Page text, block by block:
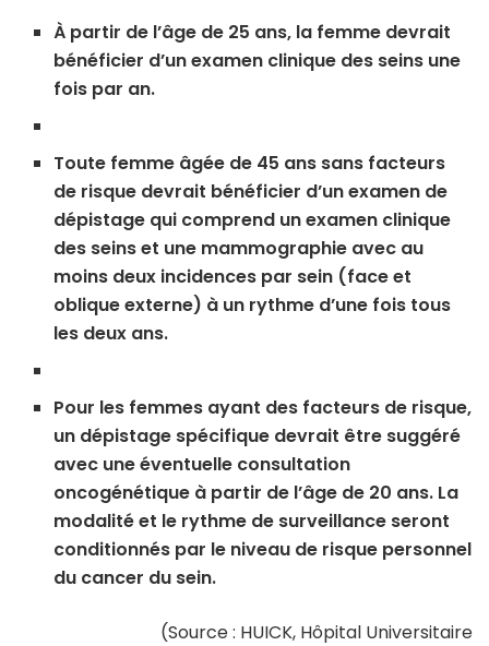
À partir de l’âge de 25 ans, la femme devrait
bénéficier d’un examen clinique des seins une
fois par an.
Toute femme âgée de 45 ans sans facteurs
de risque devrait bénéficier d’un examen de
dépistage qui comprend un examen clinique
des seins et une mammographie avec au
moins deux incidences par sein (face et
oblique externe) à un rythme d’une fois tous
les deux ans.
Pour les femmes ayant des facteurs de risque,
un dépistage spécifique devrait être suggéré
avec une éventuelle consultation
oncogénétique à partir de l’âge de 20 ans. La
modalité et le rythme de surveillance seront
conditionnés par le niveau de risque personnel
du cancer du sein.
(Source : HUICK, Hôpital Universitaire